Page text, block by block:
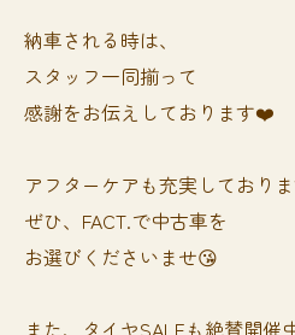
納車される時は、
スタッフ一同揃って
感謝をお伝えしております❤️
アフターケアも充実しており
ぜひ、FACT.で中古車を
お選びくださいませ😘
また、タイヤSALEも絶賛開催